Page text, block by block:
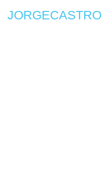
JORGECASTRO